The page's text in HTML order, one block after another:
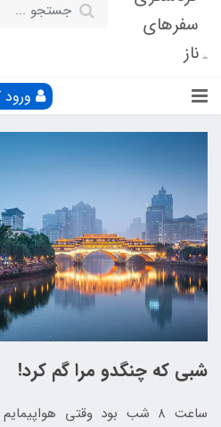
سفرهای
ناز
ورود
شبی که چنگدو مرا گم کرد!
ساعت ۸ شب بود وقتی